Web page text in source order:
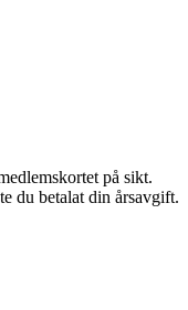
på sikt.
du betalat din årsavgift.